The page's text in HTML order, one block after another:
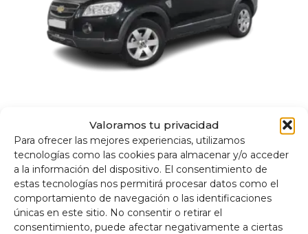
Valoramos tu privacidad
Para ofrecer las mejores experiencias, utilizamos
tecnologías como las cookies para almacenar y/o acceder
a la información del dispositivo. El consentimiento de
estas tecnologías nos permitirá procesar datos como el
comportamiento de navegación o las identificaciones
únicas en este sitio. No consentir o retirar el
consentimiento, puede afectar negativamente a ciertas
Aïllants tèrmics enfosquidors Chevrolet
Captiva 2006-2010
153,00€ – 205,00€